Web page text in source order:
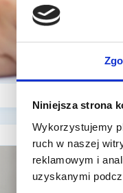
Niniejsza strona
Wykorzystujemy
ruch w naszej
reklamowym i
uzyskanymi